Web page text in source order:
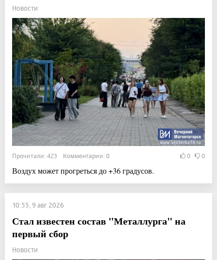
Новости
Прочитали: 423 Комментарии: 0 0 0
Воздух может прогреться до +36 градусов.
10:55, 9 авг 2026
Стал известен состав "Металлурга" на
первый сбор
Новости